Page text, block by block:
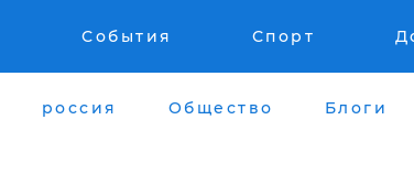
События Спорт
россия Общество Блоги